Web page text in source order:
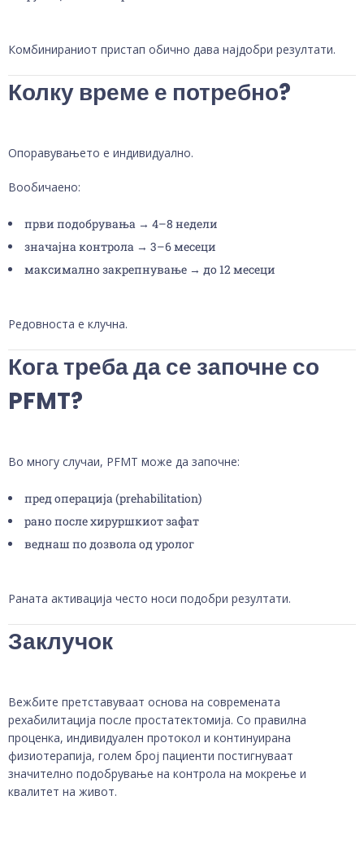
Комбинираниот пристап обично дава најдобри резултати.
Колку време е потребно?
Опоравувањето е индивидуално.
Вообичаено:
први подобрувања → 4–8 недели
значајна контрола → 3–6 месеци
максимално закрепнување → до 12 месеци
Редовноста е клучна.
Кога треба да се започне со
PFMT?
Во многу случаи, PFMT може да започне:
пред операција (prehabilitation)
рано после хируршкиот зафат
веднаш по дозвола од уролог
Раната активација често носи подобри резултати.
Заклучок
Вежбите претставуваат основа на современата
рехабилитација после простатектомија. Со правилна
проценка, индивидуален протокол и континуирана
физиотерапија, голем број пациенти постигнуваат
значително подобрување на контрола на мокрење и
квалитет на живот.